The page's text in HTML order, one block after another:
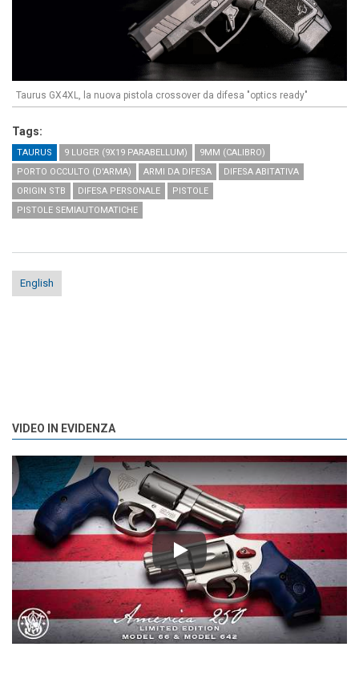
Taurus GX4XL, la nuova pistola crossover da difesa "optics ready"
Tags:
TAURUS 9 LUGER (9X19 PARABELLUM)
9MM (CALIBRO)
PORTO OCCULTO (D'ARMA)
ARMI DA DIFESA
DIFESA ABITATIVA
ORIGIN STB
DIFESA PERSONALE
PISTOLE
PISTOLE SEMIAUTOMATICHE
English
VIDEO IN EVIDENZA
Play